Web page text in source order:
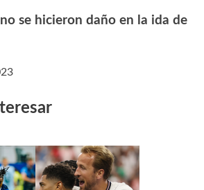
se hicieron daño en la ida de